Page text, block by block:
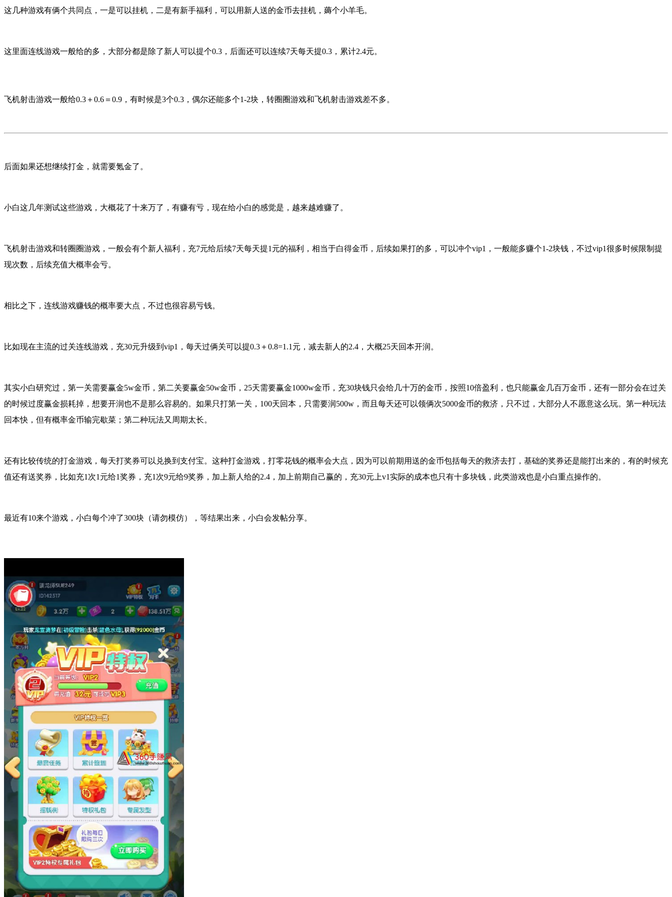
这几种游戏有俩个共同点，一是可以挂机，二是有新手福利，可以用新人送的金币去挂机，薅个小羊毛。
这里面连线游戏一般给的多，大部分都是除了新人可以提个0.3，后面还可以连续7天每天提0.3，累计2.4元。
飞机射击游戏一般给0.3＋0.6＝0.9，有时候是3个0.3，偶尔还能多个1-2块， 转圈圈游戏和飞机射击游戏差不多。
后面如果还想继续打金，就需要氪金了。
小白这几年测试这些游戏，大概花了十来万了，有赚有亏，现在给小白的感觉是，越来越难赚了。
飞机射击游戏和转圈圈游戏，一般会有个新人福利，充7元给后续7天每天提1元的福利，相当于白得金币，后续如果打的多，可以冲个vip1，一般能多赚个1-2块钱，不过vip1很多时候限制提
现次数，后续充值大概率会亏。
相比之下，连线游戏赚钱的概率要大点，不过也很容易亏钱。
比如现在主流的过关连线游戏，充30元升级到vip1，每天过俩关可以提0.3＋0.8=1.1元，减去新人的2.4，大概25天回本开润。
其实小白研究过，第一关需要赢金5w金币 ，第二关要赢金50w金币，25天需要赢金1000w金币，充30块钱只会给几十万的金币，按照10倍盈利，也只能赢金几百万金币，还有一部分会在过关
的时候过度赢金损耗掉，想要开润也不是那么容易的。如果只打第一关，100天回本，只需要润500w，而且每天还可以领俩次5000金币的救济，只不过，大部分人不愿意这么玩。第一种玩法
回本快，但有概率金币输完歇菜；第二种玩法又周期太长。
还有比较传统的打金游戏 ，每天打奖券可以兑换到支付宝。这种打金游戏，打零花钱的概率会大点，因为可以前期用送的金币包括每天的救济去打，基础的奖券还是能打出来的，有的时候充
值还有送奖券，比如充1次1元给1奖券，充1次9元给9奖券，加上新人给的2.4，加上前期自己赢的，充30元上v1实际的成本也只有十多块钱，此类游戏也是小白重点操作的。
最近有10来个游戏，小白每个冲了300块（请勿模仿），等结果出来，小白会发帖分享。